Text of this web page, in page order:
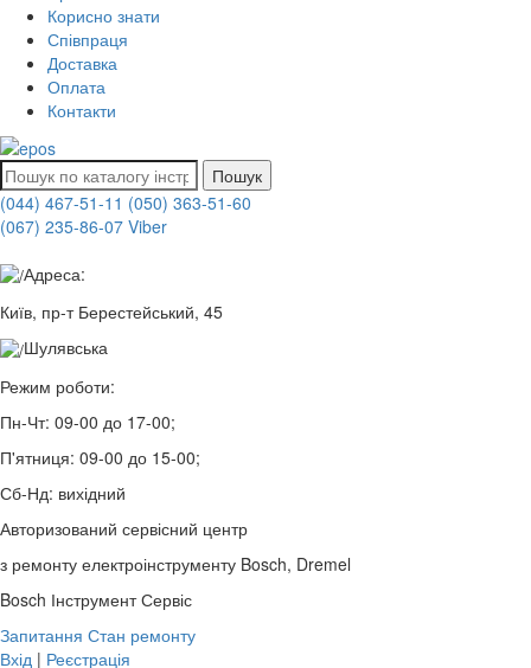
Корисно знати
Співпраця
Доставка
Оплата
Контакти
Пошук
(044) 467-51-11 (050) 363-51-60
(067) 235-86-07 Viber
Адреса:
Київ, пр-т Берестейський, 45
Шулявська
Режим роботи:
Пн-Чт: 09-00 до 17-00;
П'ятниця: 09-00 до 15-00;
Сб-Нд: вихідний
Авторизований сервісний центр
з ремонту електроінструменту Bosch, Dremel
Bosch Інструмент Сервіс
Запитання Стан ремонту
Вхід | Реєстрація